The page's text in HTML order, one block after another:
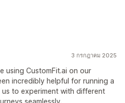
3 กรกฎาคม 2025
using CustomFit.ai on our
incredibly helpful for running a
to experiment with different
seamlessly.